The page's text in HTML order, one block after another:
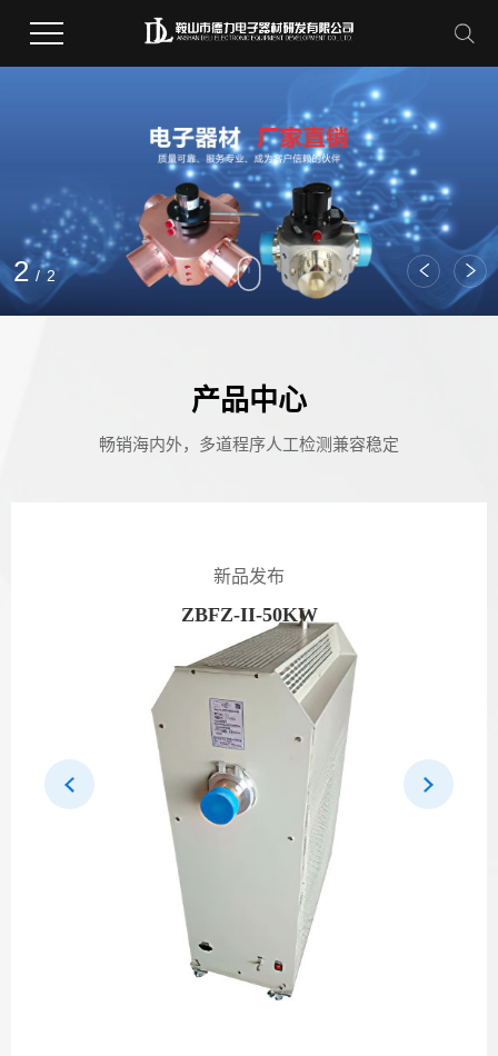
2 /2
产品中心
畅销海内外，多道程序人工检测兼容稳定
新品发布
ZBFZ-II-50KW